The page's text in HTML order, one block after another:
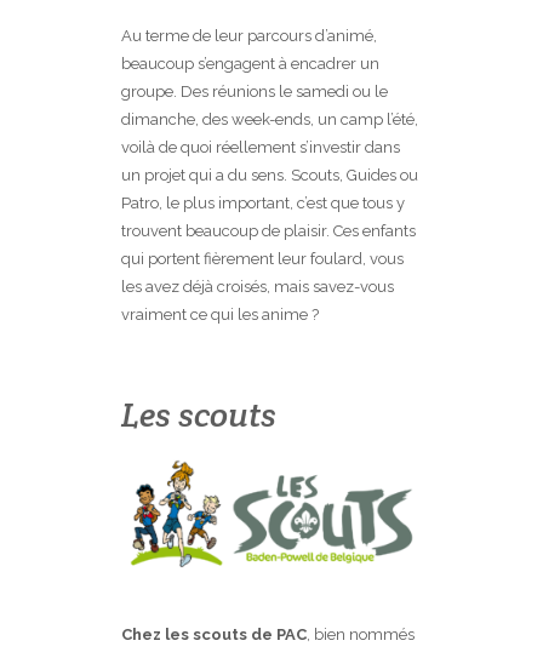
Au terme de leur parcours d’animé,
beaucoup s’engagent à encadrer un
groupe. Des réunions le samedi ou le
dimanche, des week-ends, un camp l’été,
voilà de quoi réellement s’investir dans
un projet qui a du sens. Scouts, Guides ou
Patro, le plus important, c’est que tous y
trouvent beaucoup de plaisir. Ces enfants
qui portent fièrement leur foulard, vous
les avez déjà croisés, mais savez-vous
vraiment ce qui les anime ?
Les scouts
Chez les scouts de PAC, bien nommés